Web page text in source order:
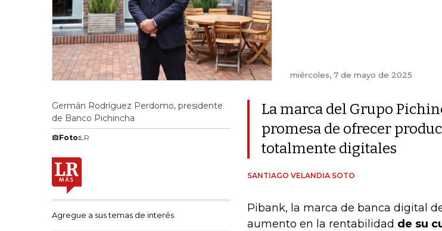
miércoles, 7 de mayo de 2025
Germán Rodríguez Perdomo, presidente
de Banco Pichincha
Foto:LR
Agregue a sus temas de interés
La marca del Grupo
promesa de ofrecer
totalmente digitales
SANTIAGO VELANDIA SOTO
Pibank, la marca de banca digital
aumento en la rentabilidad de su